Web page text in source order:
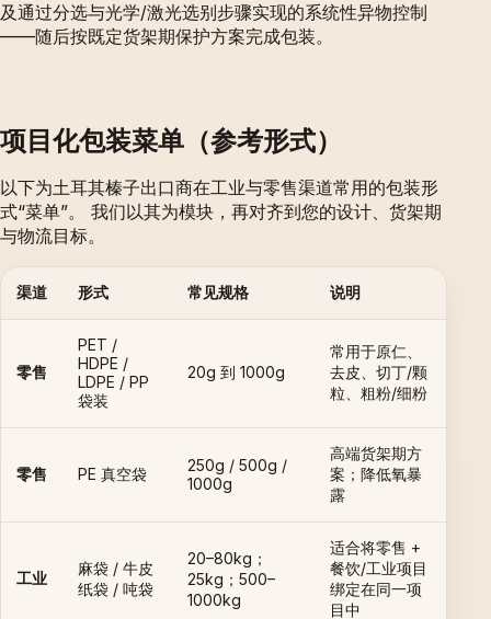
及通过分选与光学/激光选别步骤实现的系统性异物控制
——随后按既定货架期保护方案完成包装。
项目化包装菜单（参考形式）
以下为土耳其榛子出口商在工业与零售渠道常用的包装形
式“菜单”。 我们以其为模块，再对齐到您的设计、货架期
与物流目标。
渠道 形式 常见规格 说明
零售
PET /
HDPE /
LDPE / PP
袋装
20g 到 1000g
常用于原仁、
去皮、切丁/颗
粒、粗粉/细粉
零售 PE 真空袋
250g / 500g /
1000g
高端货架期方
案；降低氧暴
露
工业
麻袋 / 牛皮
纸袋 / 吨袋
20–80kg；
25kg；500–
1000kg
适合将零售 +
餐饮/工业项目
绑定在同一项
目中